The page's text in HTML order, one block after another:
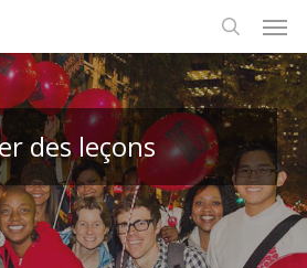
search
des leçons